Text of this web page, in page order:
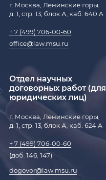
г. Москва, Ленинские горы,
д. 1, стр. 13, блок А, каб. 640 А
+ 7 (499) 706-00-60
office@law.msu.ru
Отдел научных
договорных работ (для
юридических лиц)
г. Москва, Ленинские горы,
д. 1, стр. 13, блок А, каб. 624 А
+ 7 (499) 706-00-60
(доб. 146, 147)
dogovor@law.msu.ru